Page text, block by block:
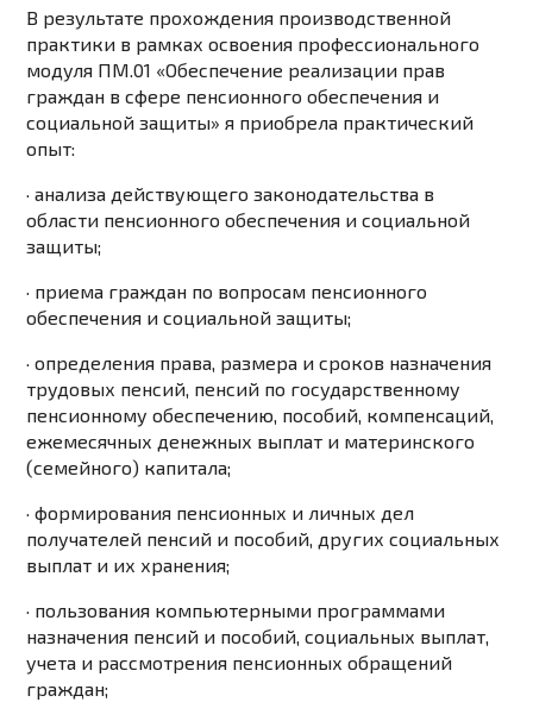
В результате прохождения производственной
практики в рамках освоения профессионального
модуля ПМ.01 «Обеспечение реализации прав
граждан в сфере пенсионного обеспечения и
социальной защиты» я приобрела практический
опыт:
· анализа действующего законодательства в
области пенсионного обеспечения и социальной
защиты;
· приема граждан по вопросам пенсионного
обеспечения и социальной защиты;
· определения права, размера и сроков назначения
трудовых пенсий, пенсий по государственному
пенсионному обеспечению, пособий, компенсаций,
ежемесячных денежных выплат и материнского
(семейного) капитала;
· формирования пенсионных и личных дел
получателей пенсий и пособий, других социальных
выплат и их хранения;
· пользования компьютерными программами
назначения пенсий и пособий, социальных выплат,
учета и рассмотрения пенсионных обращений
граждан;